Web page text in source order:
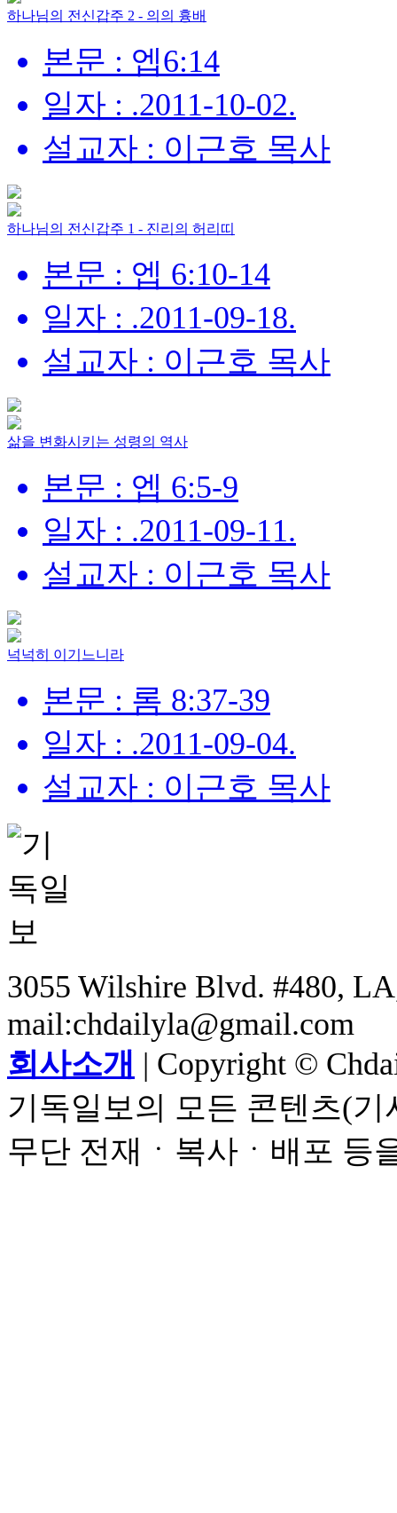
하나님의 전신갑주 2 - 의의 흉배
본문 : 엡6:14
일자 : .2011-10-02.
설교자 : 이근호 목사
하나님의 전신갑주 1 - 진리의 허리띠
본문 : 엡 6:10-14
일자 : .2011-09-18.
설교자 : 이근호 목사
삶을 변화시키는 성령의 역사
본문 : 엡 6:5-9
일자 : .2011-09-11.
설교자 : 이근호 목사
넉넉히 이기느니라
본문 : 롬 8:37-39
일자 : .2011-09-04.
설교자 : 이근호 목사
3055 Wilshire Blvd. #480,
mail:chdailyla@gmail.com
회사소개 | Copyright ©
기독일보의 모든 콘텐츠(
무단 전재ㆍ복사ㆍ배포 등